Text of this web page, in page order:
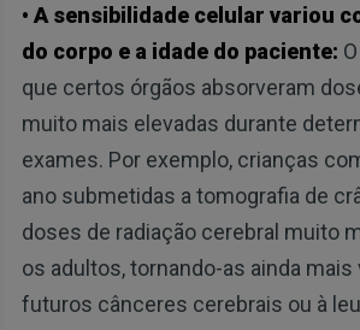
• A sensibilidade celular variou
do corpo e a idade do paciente:
que certos órgãos absorveram
muito mais elevadas durante
exames. Por exemplo, crianças
ano submetidas a tomografia de
doses de radiação cerebral muito
os adultos, tornando-as ainda mais
futuros cânceres cerebrais ou à